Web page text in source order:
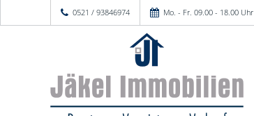
0521 / 93846974 Mo. - Fr. 09.00 - 18.00 Uhr